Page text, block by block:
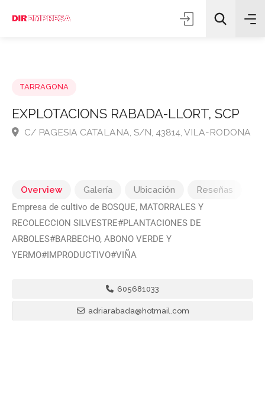
EXPLOTACIONS RABADA-LLORT, SCP
Overview Galería Ubicación
Reseñas
Empresa de cultivo de BOSQUE, MATORRALES Y
RECOLECCION SILVESTRE#PLANTACIONES DE
ARBOLES#BARBECHO, ABONO VERDE Y
YERMO#IMPRODUCTIVO#VIÑA
605681033
adriarabada@hotmail.com